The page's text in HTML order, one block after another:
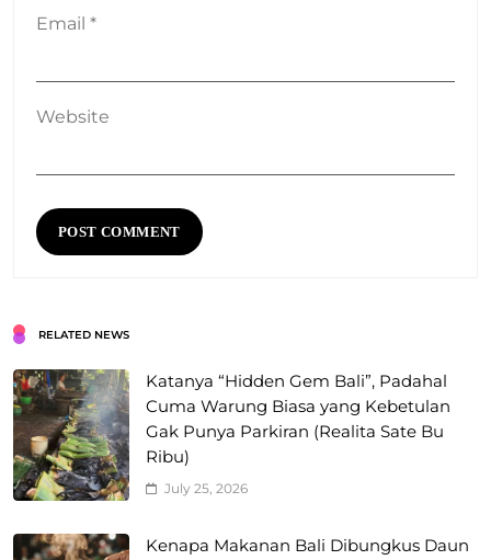
Email *
Website
RELATED NEWS
Katanya “Hidden Gem Bali”, Padahal
Cuma Warung Biasa yang Kebetulan
Gak Punya Parkiran (Realita Sate Bu
Ribu)
July 25, 2026
Kenapa Makanan Bali Dibungkus Daun